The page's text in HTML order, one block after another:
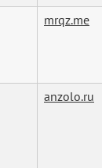
mrqz.me
anzolo.ru